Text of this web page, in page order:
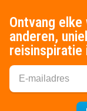
Ontvang
anderen,
reisinspiratie